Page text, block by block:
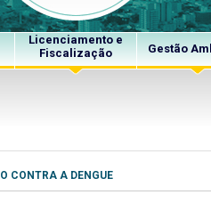
Licenciamento e
Fiscalização
Gestão
CONTRA A DENGUE